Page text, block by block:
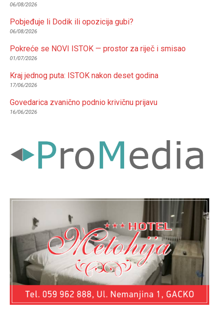
06/08/2026
Pobjeđuje li Dodik ili opozicija gubi?
06/08/2026
Pokreće se NOVI ISTOK — prostor za riječ i smisao
01/07/2026
Kraj jednog puta: ISTOK nakon deset godina
17/06/2026
Govedarica zvanično podnio krivičnu prijavu
16/06/2026